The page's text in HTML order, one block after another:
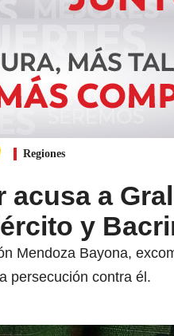
Regiones
acusa a
y
Mendoza Bayona,
persecución contra él.